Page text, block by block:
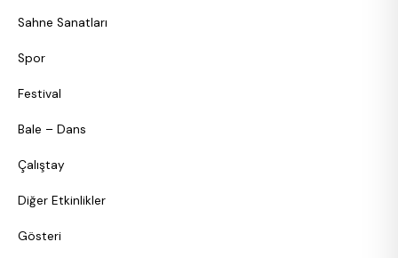
Sahne Sanatları
Spor
Festival
Bale – Dans
Çalıştay
Diğer Etkinlikler
Gösteri